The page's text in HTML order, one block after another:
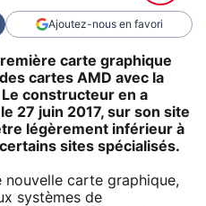
Ajoutez-nous en favori
carte graphique
cartes AMD avec la
constructeur en a
27 juin 2017, sur son site
légèrement inférieur à
sites spécialisés.
carte graphique,
systèmes de